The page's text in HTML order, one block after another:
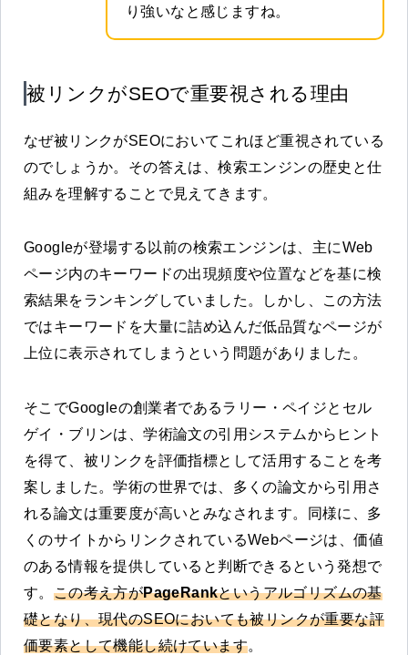
り強いなと感じますね。
被リンクがSEOで重要視される理由
なぜ被リンクがSEOにおいてこれほど重視されている
のでしょうか。その答えは、検索エンジンの歴史と仕
組みを理解することで見えてきます。
Googleが登場する以前の検索エンジンは、主にWeb
ページ内のキーワードの出現頻度や位置などを基に検
索結果をランキングしていました。しかし、この方法
ではキーワードを大量に詰め込んだ低品質なページが
上位に表示されてしまうという問題がありました。
そこでGoogleの創業者であるラリー・ペイジとセル
ゲイ・ブリンは、学術論文の引用システムからヒント
を得て、被リンクを評価指標として活用することを考
案しました。学術の世界では、多くの論文から引用さ
れる論文は重要度が高いとみなされます。同様に、多
くのサイトからリンクされているWebページは、価値
のある情報を提供していると判断できるという発想で
す。 この考え方がPageRankというアルゴリズムの基
礎となり、現代のSEOにおいても被リンクが重要な評
価要素として機能し続けています。